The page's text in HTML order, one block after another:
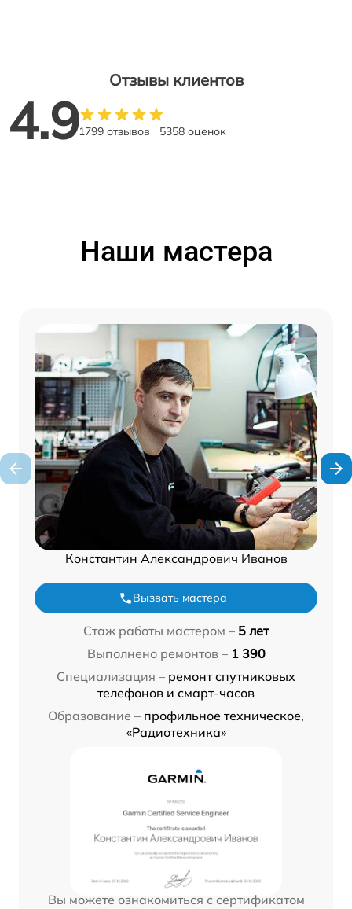
Отзывы клиентов
4.91799 отзывов 5358 оценок
Наши мастера
Константин Александрович Иванов
Вызвать мастера
Стаж работы мастером – 5 лет
Выполнено ремонтов – 1 390
Специализация – ремонт спутниковых
телефонов и смарт-часов
Образование – профильное техническое,
«Радиотехника»
Вы можете ознакомиться с сертификатом